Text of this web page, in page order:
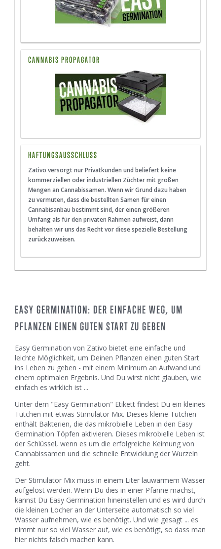
CANNABIS PROPAGATOR
HAFTUNGSAUSSCHLUSS
Zativo versorgt nur Privatkunden und beliefert keine
kommerziellen oder industriellen Züchter mit großen
Mengen an Cannabissamen. Wenn wir Grund dazu haben
zu vermuten, dass die bestellten Samen für einen
Cannabisanbau bestimmt sind, der einen größeren
Umfang als für den privaten Rahmen aufweist, dann
behalten wir uns das Recht vor diese spezielle Bestellung
zurückzuweisen.
EASY GERMINATION: DER EINFACHE WEG, UM
PFLANZEN EINEN GUTEN START ZU GEBEN
Easy Germination von Zativo bietet eine einfache und
leichte Möglichkeit, um Deinen Pflanzen einen guten Start
ins Leben zu geben - mit einem Minimum an Aufwand und
einem optimalen Ergebnis. Und Du wirst nicht glauben, wie
einfach es wirklich ist ...
Unter dem "Easy Germination" Etikett findest Du ein kleines
Tütchen mit etwas Stimulator Mix. Dieses kleine Tütchen
enthält Bakterien, die das mikrobielle Leben in den Easy
Germination Töpfen aktivieren. Dieses mikrobielle Leben ist
der Schlüssel, wenn es um die erfolgreiche Keimung von
Cannabissamen und die schnelle Entwicklung der Wurzeln
geht.
Der Stimulator Mix muss in einem Liter lauwarmem Wasser
aufgelöst werden. Wenn Du dies in einer Pfanne machst,
kannst Du Easy Germination hineinstellen und es wird durch
die kleinen Löcher an der Unterseite automatisch so viel
Wasser aufnehmen, wie es benötigt. Und wie gesagt ... es
nimmt nur so viel Wasser auf, wie es benötigt, so dass man
hier nichts falsch machen kann.